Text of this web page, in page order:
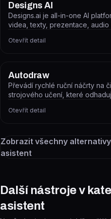
Designs AI
Designs.ai je all-in-one AI
videa, texty, prezentace, audio
Otevřít detail
Autodraw
Převádí rychlé ruční náčrty na
strojového učení, které
Otevřít detail
Zobrazit všechny
asistent
Další nástroje v
asistent